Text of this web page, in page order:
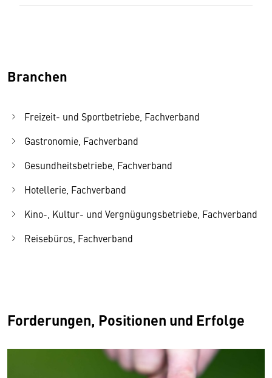
Branchen
Freizeit- und Sportbetriebe, Fachverband
Gastronomie, Fachverband
Gesundheitsbetriebe, Fachverband
Hotellerie, Fachverband
Kino-, Kultur- und Vergnügungsbetriebe, Fachverband
Reisebüros, Fachverband
Forderungen, Positionen und Erfolge